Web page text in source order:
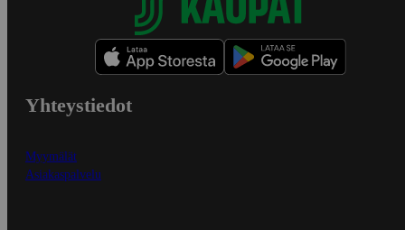
Yhteystiedot
Myymälät
Asiakaspalvelu